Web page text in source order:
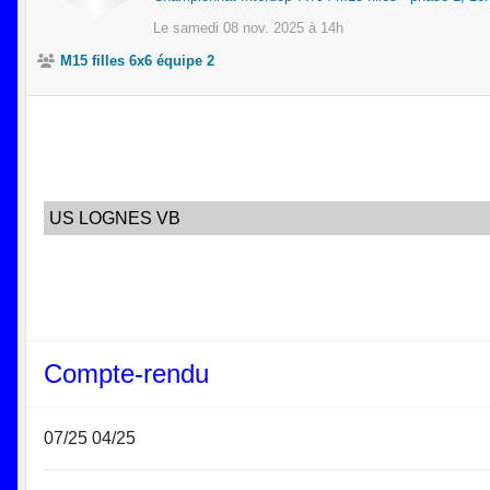
Le samedi 08 nov. 2025 à 14h
M15 filles 6x6 équipe 2
US LOGNES VB
Compte-rendu
07/25 04/25